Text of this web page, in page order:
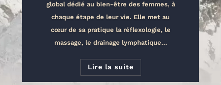
global dédié au bien-être des femmes, à
chaque étape de leur vie. Elle met au
cœur de sa pratique la réflexologie, le
massage, le drainage lymphatique...
Lire la suite